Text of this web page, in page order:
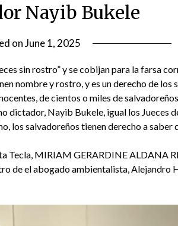
Nayib Bukele
onJune 1, 2025
sin rostro” y se cobijan para la farsa
nombre y rostro, y es un derecho de los
de cientos o miles de
dictador, Nayib Bukele, igual los Jueces
los salvadoreños tienen derecho a saber
Tecla, MIRIAM GERARDINE ALDANA
de el abogado ambientalista, Alejandro